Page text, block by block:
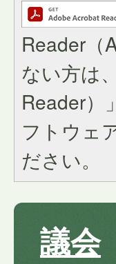
Reader（
ない方は
Reader）
フトウェ
ださい。
議会